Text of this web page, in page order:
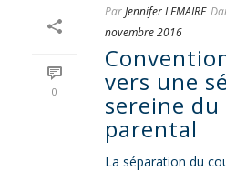
0
ParJennifer LEMAIRE
novembre 2016
vers une
sereine du
parental
La séparation du